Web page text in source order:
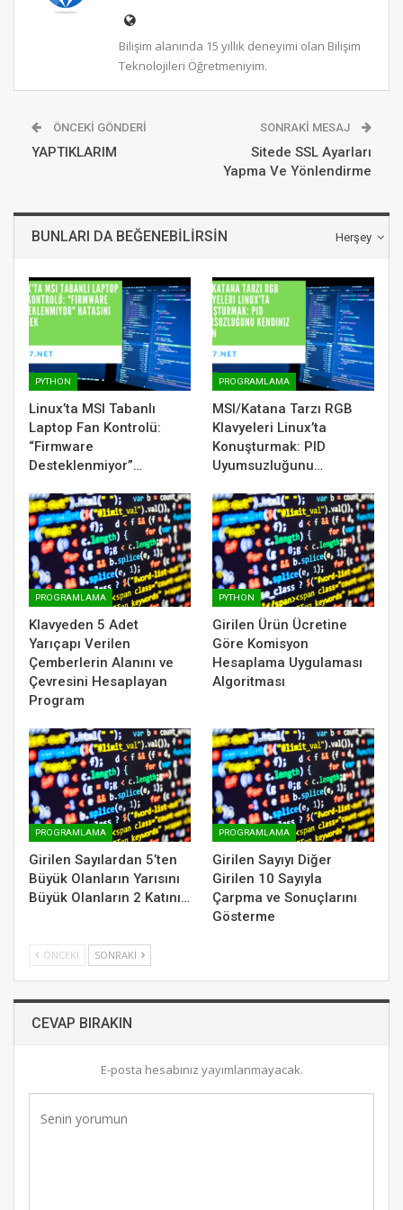
Bilişim alanında 15 yıllık deneyimi olan Bilişim
Teknolojileri Öğretmeniyim.
ÖNCEKI GÖNDERI
YAPTIKLARIM
SONRAKI MESAJ
Sitede SSL Ayarları
Yapma Ve Yönlendirme
Herşey
BUNLARI DA BEĞENEBILIRSIN
PYTHON
Linux’ta MSI Tabanlı
Laptop Fan Kontrolü:
“Firmware
Desteklenmiyor”…
PROGRAMLAMA
MSI/Katana Tarzı RGB
Klavyeleri Linux’ta
Konuşturmak: PID
Uyumsuzluğunu…
PROGRAMLAMA
Klavyeden 5 Adet
Yarıçapı Verilen
Çemberlerin Alanını ve
Çevresini Hesaplayan
Program
PYTHON
Girilen Ürün Ücretine
Göre Komisyon
Hesaplama Uygulaması
Algoritması
PROGRAMLAMA
Girilen Sayılardan 5’ten
Büyük Olanların Yarısını
Büyük Olanların 2 Katını…
PROGRAMLAMA
Girilen Sayıyı Diğer
Girilen 10 Sayıyla
Çarpma ve Sonuçlarını
Gösterme
ÖNCEKI SONRAKI
CEVAP BIRAKIN
E-posta hesabınız yayımlanmayacak.